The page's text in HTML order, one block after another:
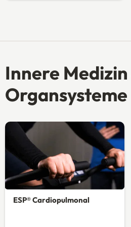
Innere Medizin
Organsysteme
ESP® Cardiopulmonal